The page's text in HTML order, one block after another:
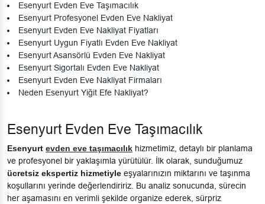
Esenyurt Evden Eve Taşımacılık
Esenyurt Profesyonel Evden Eve Nakliyat
Esenyurt Evden Eve Nakliyat Fiyatları
Esenyurt Uygun Fiyatlı Evden Eve Nakliyat
Esenyurt Asansörlü Evden Eve Nakliyat
Esenyurt Sigortalı Evden Eve Nakliyat
Esenyurt Evden Eve Nakliyat Firmaları
Neden Esenyurt Yiğit Efe Nakliyat?
Esenyurt Evden Eve Taşımacılık
Esenyurt evden eve taşımacılık hizmetimiz, detaylı bir planlama
ve profesyonel bir yaklaşımla yürütülür. İlk olarak, sunduğumuz
ücretsiz ekspertiz hizmetiyle eşyalarınızın miktarını ve taşınma
koşullarını yerinde değerlendiririz. Bu analiz sonucunda, sürecin
her aşamasını en verimli şekilde organize ederek, sürpriz